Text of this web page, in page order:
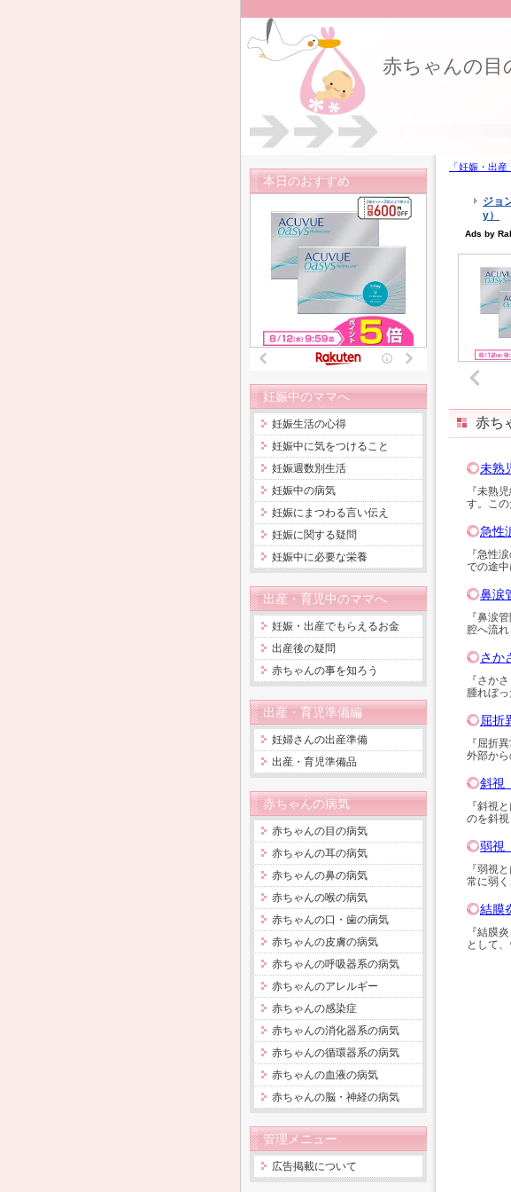
赤ちゃんの目
「妊娠・出
赤ち
未熟
『未熟
す。この
急性
『急性
での途中
鼻涙
『鼻涙
腔へ流
さか
『さか
腫れぼ
屈折
『屈折
外部から
斜視
『斜視
のを斜視
弱視
『弱視
常に弱く
結膜
『結膜
として
本日のおすすめ
妊娠中のママへ
妊娠生活の心得
妊娠中に気をつけること
妊娠週数別生活
妊娠中の病気
妊娠にまつわる言い伝え
妊娠に関する疑問
妊娠中に必要な栄養
出産・育児中のママへ
妊娠・出産でもらえるお金
出産後の疑問
赤ちゃんの事を知ろう
出産・育児準備編
妊婦さんの出産準備
出産・育児準備品
赤ちゃんの病気
赤ちゃんの目の病気
赤ちゃんの耳の病気
赤ちゃんの鼻の病気
赤ちゃんの喉の病気
赤ちゃんの口・歯の病気
赤ちゃんの皮膚の病気
赤ちゃんの呼吸器系の病気
赤ちゃんのアレルギー
赤ちゃんの感染症
赤ちゃんの消化器系の病気
赤ちゃんの循環器系の病気
赤ちゃんの血液の病気
赤ちゃんの脳・神経の病気
管理メニュー
広告掲載について